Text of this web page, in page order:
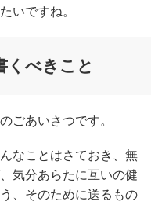
いですね。
くべきこと
ごあいさつです。
なことはさておき、無
気分あらたに互いの健
、そのために送るもの